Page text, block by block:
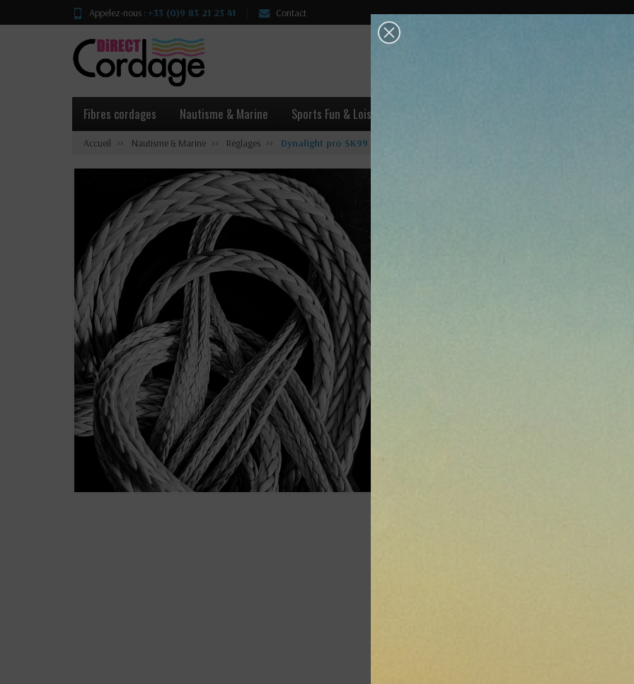
Appelez-nous : +33 (0)9 83 21 23 41 Contact
Fibres cordages Nautisme & Marine Sports Fun & Loisirs
Accueil Nautisme & Marine Réglages Dynalight pro SK99 tresse dyneema
Le Dynalight PRO SK99 est une tresse dyneema à très
- dans le nautisme, pour palan, gréement dormant
- et pour des applications hautes performances dans
l'agriculture, les travaux forestier, le spectacle, comme